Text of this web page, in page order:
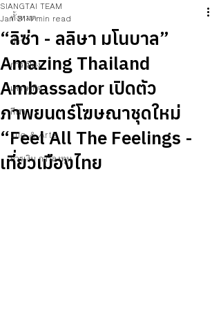
ทั้งหมด
ข่าว
การเมือง
เศรษฐกิจ
กีฬา
Life & Arts
การเงิน การลงทุน
“ลิซ่า - ลลิษา มโนบาล”
Amazing Thailand
Ambassador เปิดตัว
ภาพยนตร์โฆษณาชุดใหม่
“Feel All The Feelings -
เที่ยวเมืองไทย
SIANGTAI TEAM
Jan 31 1 min read